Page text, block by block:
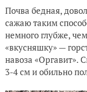
Почва бедная,
сажаю таким
немного глубже,
«вкусняшку» —
навоза «Оргавит».
3-4 см и обильно